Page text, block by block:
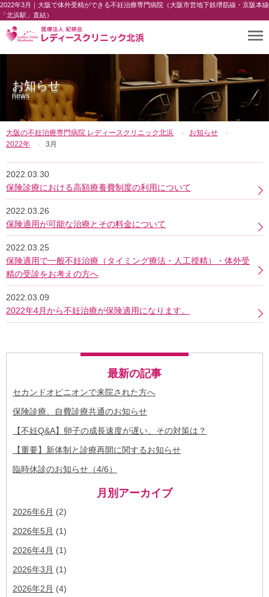
2022年3月｜大阪で体外受精ができる不妊治療専門病院（大阪市営地下鉄堺筋線・京阪本線
「北浜駅」直結）
お知らせ
news
大阪の不妊治療専門病院 レディースクリニック北浜
お知らせ
2022年
3月
2022.03.30
保険診療における高額療養費制度の利用について
2022.03.26
保険適用が可能な治療とその料金について
2022.03.25
保険適用で一般不妊治療（タイミング療法・人工授精）・体外受
精の受診をお考えの方へ
2022.03.09
2022年4月から不妊治療が保険適用になります。
最新の記事
セカンドオピニオンで来院された方へ
保険診療、自費診療共通のお知らせ
【不妊Q&A】卵子の成長速度が遅い、その対策は？
【重要】新体制と診療再開に関するお知らせ
臨時休診のお知らせ（4/6）
月別アーカイブ
2026年6月 (2)
2026年5月 (1)
2026年4月 (1)
2026年3月 (1)
2026年2月 (4)